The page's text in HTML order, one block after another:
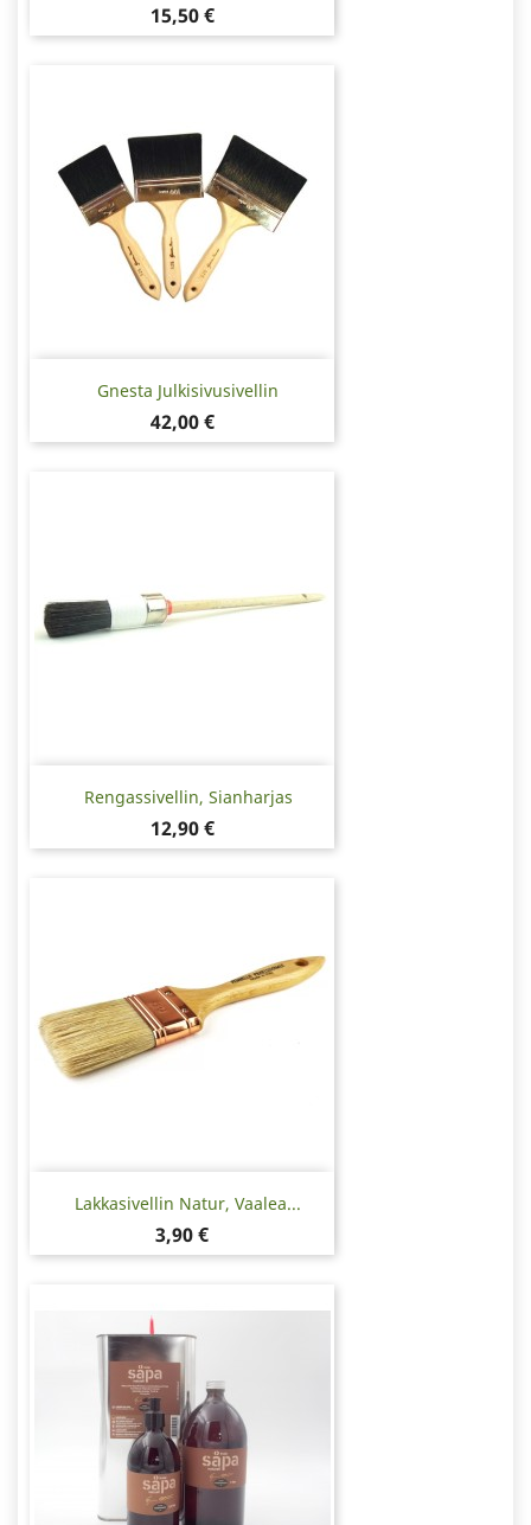
Hinta
15,50 €
Gnesta Julkisivusivellin
Hinta
42,00 €
Rengassivellin, Sianharjas
Hinta
12,90 €
Lakkasivellin Natur, Vaalea...
Hinta
3,90 €